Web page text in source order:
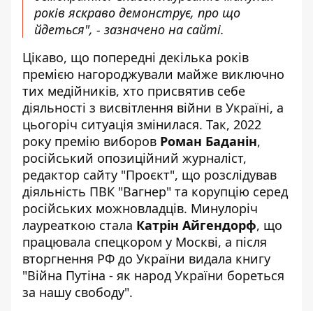
років яскраво демонструє, про що
йдеться", - зазначено на сайті.
Цікаво, що попередні декілька років
премією нагороджували майже виключно
тих медійників, хто присвятив себе
діяльності з висвітлення війни в Україні, а
цьогоріч ситуація змінилася. Так, 2022
року премію виборов Роман Баданін,
російський опозиційний журналіст,
редактор сайту "Проєкт", що розслідував
діяльність ПВК "Вагнер" та корупцію серед
російських можновладців. Минулоріч
лауреаткою стала Катрін Айгендорф, що
працювала спецкором у Москві, а після
вторгнення РФ до України видала книгу
"Війна Путіна - як народ України бореться
за нашу свободу".